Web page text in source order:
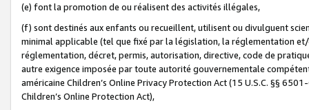
(e) font la promotion de ou réalisent des activités illégales,
(f) sont destinés aux enfants ou recueillent, utilisent ou divulguent
minimal applicable (tel que fixé par la législation, la réglementation
réglementation, décret, permis, autorisation, directive, code de
autre exigence imposée par toute autorité gouvernementale
américaine Children’s Online Privacy Protection Act (15 U.S.C. §§
Children’s Online Protection Act),